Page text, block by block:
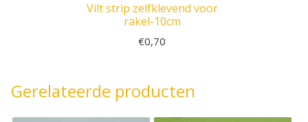
Vilt strip zelfklevend voor
rakel-10cm
€0,70
Gerelateerde producten